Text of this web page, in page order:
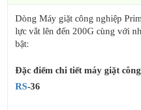
Dòng Máy giặt công nghiệp
lực vắt lên đến 200G cùng với
bật:
Đặc điểm chi tiết máy giặt
RS-36